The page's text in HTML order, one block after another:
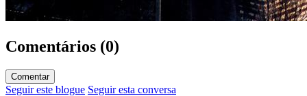
Comentários (0)
Comentar
Seguir este blogue Seguir esta conversa